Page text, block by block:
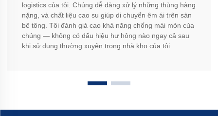
logistics của tôi. Chúng dễ dàng xử lý những thùng hàng
nặng, và chất liệu cao su giúp di chuyển êm ái trên sàn
bê tông. Tôi đánh giá cao khả năng chống mài mòn của
chúng — không có dấu hiệu hư hỏng nào ngay cả sau
khi sử dụng thường xuyên trong nhà kho của tôi.